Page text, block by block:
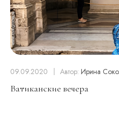
09.09.2020 Автор: Ирина
Ватиканские вечера